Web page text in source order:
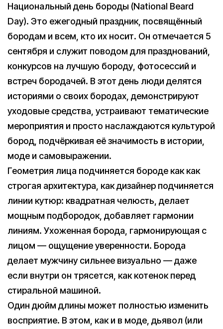
Национальный день бороды (National Beard
Day). Это ежегодный праздник, посвящённый
бородам и всем, кто их носит. Он отмечается 5
сентября и служит поводом для празднований,
конкурсов на лучшую бороду, фотосессий и
встреч бородачей. В этот день люди делятся
историями о своих бородах, демонстрируют
уходовые средства, устраивают тематические
мероприятия и просто наслаждаются культурой
бород, подчёркивая её значимость в истории,
моде и самовыражении.
Геометрия лица подчиняется бороде как как
строгая архитектура, как дизайнер подчиняется
линии кутюр: квадратная челюсть, делает
мощным подбородок, добавляет гармонии
линиям. Ухоженная борода, гармонирующая с
лицом — ощущение уверенности. Борода
делает мужчину сильнее визуально — даже
если внутри он трясется, как котенок перед
стиральной машиной.
Один дюйм длины может полностью изменить
восприятие. В этом, как и в моде, дьявол (или